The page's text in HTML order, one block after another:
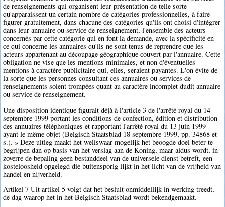
de renseignements qui organisent leur présentation de telle sorte
qu'apparaissent un certain nombre de catégories professionnelles, à faire
figurer gratuitement, dans chacune des catégories qu'ils ont choisi d'intégrer
dans leur annuaire ou service de renseignement, l'ensemble des acteurs
concernés par cette catégorie qui en font la demande, avec la spécificité en
ce qui concerne les annuaires qu'ils ne sont tenus de reprendre que les
acteurs appartenant au découpage géographique couvert par l'annuaire. Cette
obligation ne vise que les mentions minimales, et non d'éventuelles
mentions à caractère publicitaire qui, elles, seraient payantes. L'on évite de
la sorte que les personnes consultant ces annuaires ou services de
renseignements soient trompées quant au caractère incomplet dudit annuaire
ou service de renseignement.
Une disposition identique figurait déjà à l'article 3 de l'arrêté royal du 14
septembre 1999 portant les conditions de confection, édition et distribution
des annuaires téléphoniques et rapportant l'arrêté royal du 13 juin 1999
ayant le même objet (Belgisch Staatsblad 18 septembre 1999, pp. 34868 et
s.). » Deze uitleg maakt het weliswaar mogelijk het beoogde doel beter te
begrijpen dan op basis van het verslag aan de Koning, maar aldus wordt, in
zoverre de bepaling geen bestanddeel van de universele dienst betreft, een
kosteloosheid opgelegd die buitensporig lijkt in het licht van de vrijheid van
handel en nijverheid.
Artikel 7 Uit artikel 5 volgt dat het besluit onmiddellijk in werking treedt,
de dag waarop het in het Belgisch Staatsblad wordt bekendgemaakt.